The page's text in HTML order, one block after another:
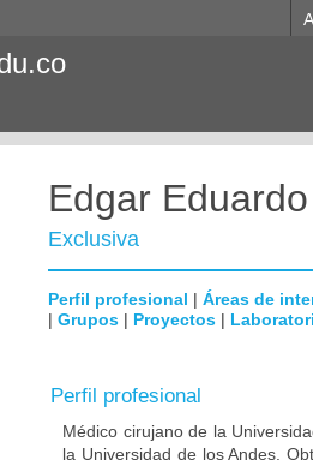
Edgar
Exclusiva
Perfil profesional | Áreas de
| Grupos | Proyectos |
Perfil profesional
Médico cirujano de la
la Universidad de los Andes.